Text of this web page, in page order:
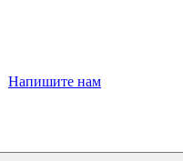
Напишите нам